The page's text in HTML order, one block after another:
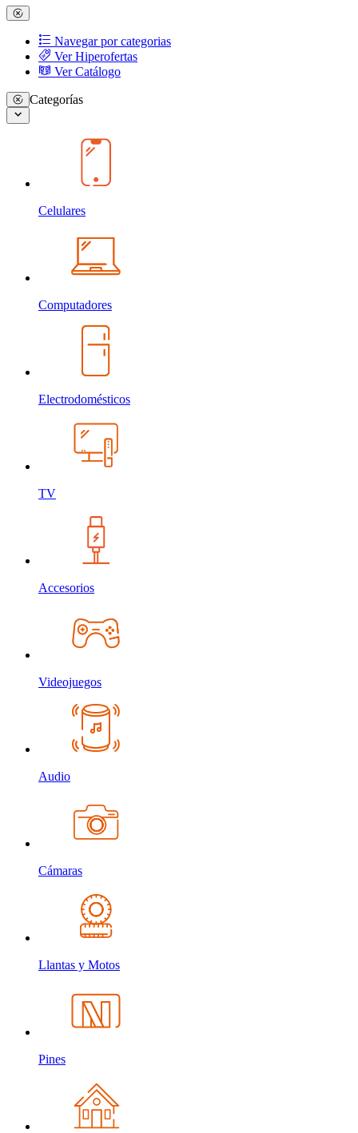
Navegar por categorias
Ver Hiperofertas
Ver Catálogo
Categorías
Celulares
Computadores
Electrodomésticos
TV
Accesorios
Videojuegos
Audio
Cámaras
Llantas y Motos
Pines